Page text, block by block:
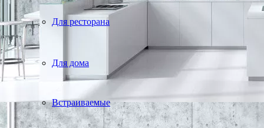
Для ресторана
Для дома
Встраиваемые